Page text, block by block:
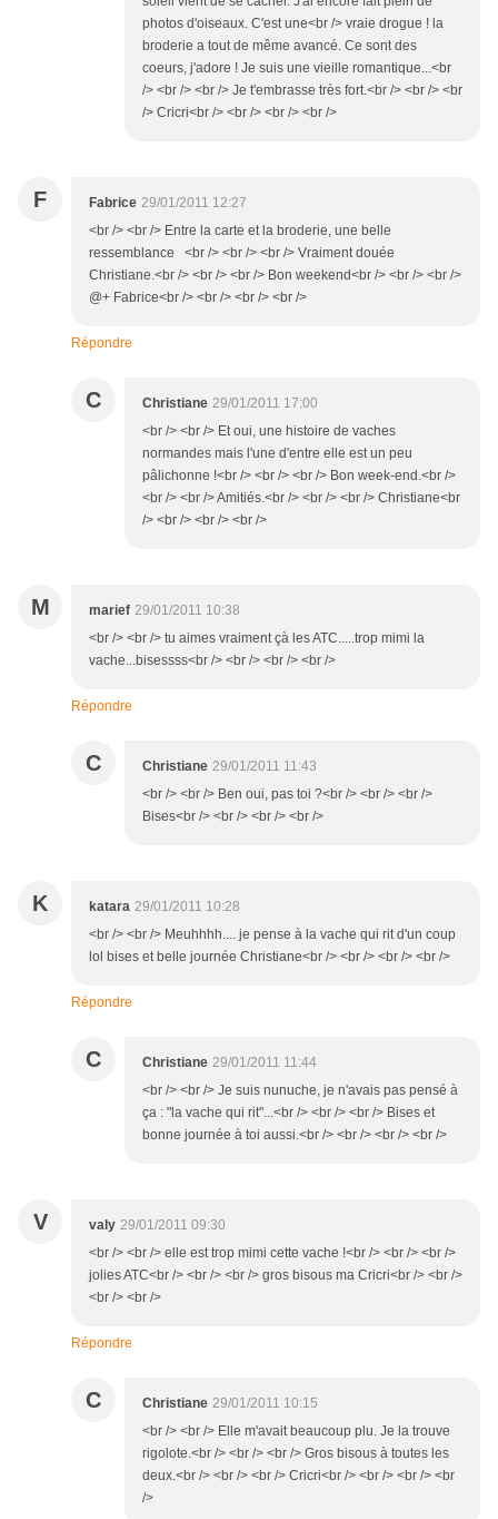
photos d'oiseaux. C'est une<br /> vraie drogue ! la
broderie a tout de même avancé. Ce sont des
coeurs, j'adore ! Je suis une vieille romantique...<br
/> <br /> <br /> Je t'embrasse très fort.<br /> <br /> <br
/> Cricri<br /> <br /> <br /> <br />
F Fabrice 29/01/2011 12:27
<br /> <br /> Entre la carte et la broderie, une belle
ressemblance <br /> <br /> <br /> Vraiment douée
Christiane.<br /> <br /> <br /> Bon weekend<br /> <br /> <br />
@+ Fabrice<br /> <br /> <br /> <br />
Répondre
C Christiane 29/01/2011 17:00
<br /> <br /> Et oui, une histoire de vaches
normandes mais l'une d'entre elle est un peu
pâlichonne !<br /> <br /> <br /> Bon week-end.<br />
<br /> <br /> Amitiés.<br /> <br /> <br /> Christiane<br
/> <br /> <br /> <br />
M marief 29/01/2011 10:38
<br /> <br /> tu aimes vraiment çà les ATC.....trop mimi la
vache...bisessss<br /> <br /> <br /> <br />
Répondre
C Christiane 29/01/2011 11:43
<br /> <br /> Ben oui, pas toi ?<br /> <br /> <br />
Bises<br /> <br /> <br /> <br />
K katara 29/01/2011 10:28
<br /> <br /> Meuhhhh.... je pense à la vache qui rit d'un coup
lol bises et belle journée Christiane<br /> <br /> <br /> <br />
Répondre
C Christiane 29/01/2011 11:44
<br /> <br /> Je suis nunuche, je n'avais pas pensé à
ça : "la vache qui rit"...<br /> <br /> <br /> Bises et
bonne journée à toi aussi.<br /> <br /> <br /> <br />
V valy 29/01/2011 09:30
<br /> <br /> elle est trop mimi cette vache !<br /> <br /> <br />
jolies ATC<br /> <br /> <br /> gros bisous ma Cricri<br /> <br />
<br /> <br />
Répondre
C Christiane 29/01/2011 10:15
<br /> <br /> Elle m'avait beaucoup plu. Je la trouve
rigolote.<br /> <br /> <br /> Gros bisous à toutes les
deux.<br /> <br /> <br /> Cricri<br /> <br /> <br /> <br
/>